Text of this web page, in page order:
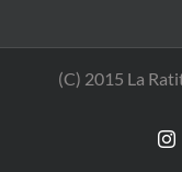
(C) 2015 La